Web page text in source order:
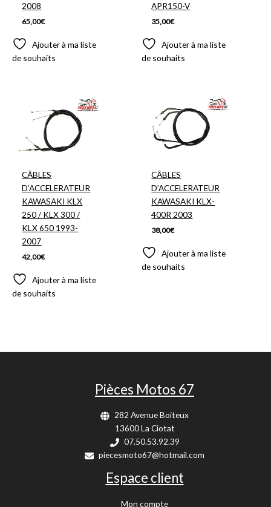
2008
65,00€
Ajouter à ma liste
de souhaits
APR150-V
35,00€
Ajouter à ma liste
de souhaits
CÂBLES
D’ACCELERATEUR
KAWASAKI KLX
250 / KLX 300 /
KLX 650 1993-
2007
42,00€
Ajouter à ma liste
de souhaits
CÂBLES
D’ACCELERATEUR
KAWASAKI KLX-
400R 2003
38,00€
Ajouter à ma liste
de souhaits
Pièces Motos 67
282 Avenue Boiteux
13600 La Ciotat
07.50.53.92.39
piecesmoto67@hotmail.com
Espace client
Mon compte